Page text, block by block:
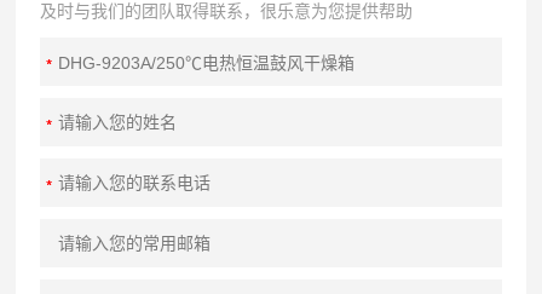
及时与我们的团队取得联系，很乐意为您提供帮助